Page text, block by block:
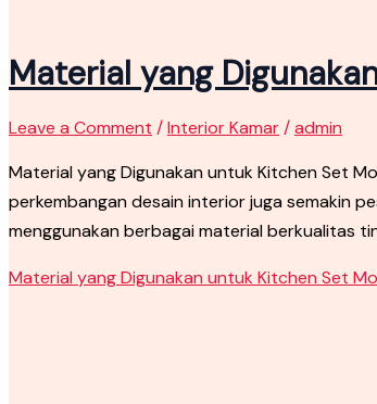
Material yang
Leave a Comment /Interior Kamar/admin
Material yang Digunakan untuk Kitchen Set
perkembangan desain interior juga semakin
menggunakan berbagai material berkualitas
Material yang Digunakan untuk Kitchen Set